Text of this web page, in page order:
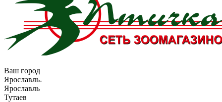
Ваш город
Ярославль
Ярославль
Тутаев